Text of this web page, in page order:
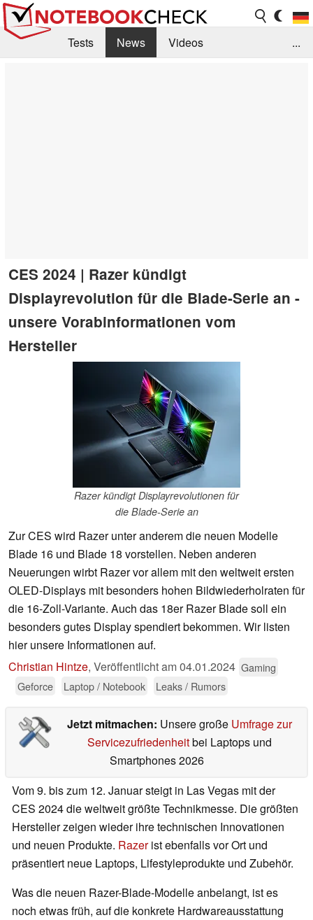
Tests News
Videos
...
CES 2024 | Razer kündigt
Displayrevolution für die Blade-Serie an -
unsere Vorabinformationen vom
Hersteller
Razer kündigt Displayrevolutionen für
die Blade-Serie an
Zur CES wird Razer unter anderem die neuen Modelle
Blade 16 und Blade 18 vorstellen. Neben anderen
Neuerungen wirbt Razer vor allem mit den weltweit ersten
OLED-Displays mit besonders hohen Bildwiederholraten für
die 16-Zoll-Variante. Auch das 18er Razer Blade soll ein
besonders gutes Display spendiert bekommen. Wir listen
hier unsere Informationen auf.
Christian Hintze, Veröffentlicht am04.01.2024 Gaming
Geforce
Laptop / Notebook Leaks / Rumors
Jetzt mitmachen: Unsere große Umfrage zur
Servicezufriedenheitbei Laptops und
Smartphones 2026
Vom 9. bis zum 12. Januar steigt in Las Vegas mit der
CES 2024 die weltweit größte Technikmesse. Die größten
Hersteller zeigen wieder ihre technischen Innovationen
und neuen Produkte. Razerist ebenfalls vor Ort und
präsentiert neue Laptops, Lifestyleprodukte und Zubehör.
Was die neuen Razer-Blade-Modelle anbelangt, ist es
noch etwas früh, auf die konkrete Hardwareausstattung